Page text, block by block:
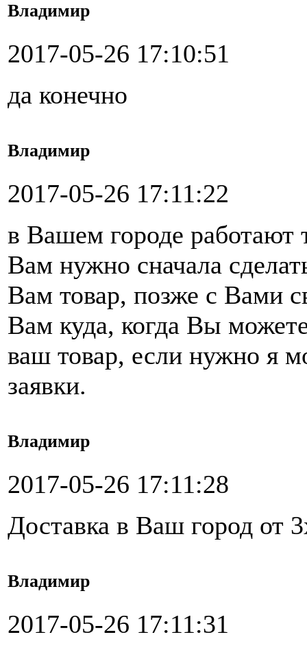
Владимир
2017-05-26 17:10:51
да конечно
Владимир
2017-05-26 17:11:22
в Вашем городе работают
Вам нужно сначала
Вам товар, позже с Вами
Вам куда, когда Вы
ваш товар, если нужно я
заявки.
Владимир
2017-05-26 17:11:28
Доставка в Ваш город от
Владимир
2017-05-26 17:11:31